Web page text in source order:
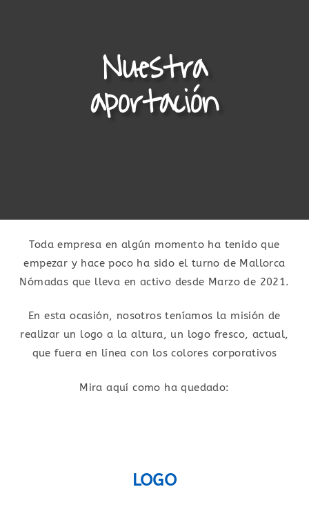
Nuestra
aportación
Toda empresa en algún momento ha tenido que
empezar y hace poco ha sido el turno de Mallorca
Nómadas que lleva en activo desde Marzo de 2021.
En esta ocasión, nosotros teníamos la misión de
realizar un logo a la altura, un logo fresco, actual,
que fuera en línea con los colores corporativos
Mira aquí como ha quedado:
LOGO